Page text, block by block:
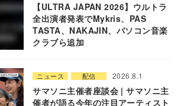
【ULTRA JAPAN 2026】ウルトラ
全出演者発表でMykris、PAS
TASTA、NAKAJIN、パソコン音楽
クラブら追加
ニュース 配信 2026.8.1
サマソニ主催者座談会 | サマソニ主
催者が語る今年の注目アーティスト